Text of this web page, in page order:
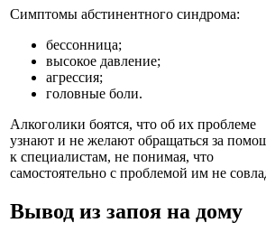
Симптомы абстинентного синдрома:
бессонница;
высокое давление;
агрессия;
головные боли.
Алкоголики боятся, что об их проблеме
узнают и не желают обращаться за
к специалистам, не понимая, что
самостоятельно с проблемой им не
Вывод из запоя на дому